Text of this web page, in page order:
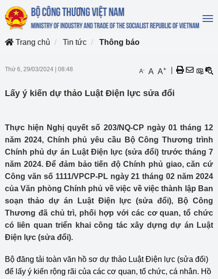
Trang chủ
Tin tức Thông báo
Thứ 6, 29/03/2024 08:48 A- A A+
Lấy ý kiến dự thảo Luật Điện lực sửa đổi
Thực hiện Nghị quyết số 203/NQ-CP ngày 01 tháng 12
năm 2024, Chính phủ yêu cầu Bộ Công Thương trình
Chính phủ dự án Luật Điện lực (sửa đổi) trước tháng 7
năm 2024. Để đảm bảo tiến độ Chính phủ giao, căn cứ
Công văn số 1111/VPCP-PL ngày 21 tháng 02 năm 2024
của Văn phòng Chính phủ về việc về việc thành lập Ban
soạn thảo dự án Luật Điện lực (sửa đổi), Bộ Công
Thương đã chủ trì, phối hợp với các cơ quan, tổ chức
có liên quan triển khai công tác xây dựng dự án Luật
Điện lực (sửa đổi).
Bộ đăng tải toàn văn hồ sơ dự thảo Luật Điện lực (sửa đổi)
để lấy ý kiến rộng rãi của các cơ quan, tổ chức, cá nhân. Hồ